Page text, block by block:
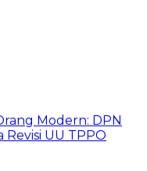
Modern: DPN
UU TPPO